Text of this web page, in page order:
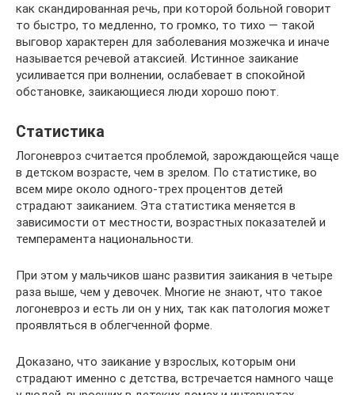
как скандированная речь, при которой больной говорит
то быстро, то медленно, то громко, то тихо — такой
выговор характерен для заболевания мозжечка и иначе
называется речевой атаксией. Истинное заикание
усиливается при волнении, ослабевает в спокойной
обстановке, заикающиеся люди хорошо поют.
Статистика
Логоневроз считается проблемой, зарождающейся чаще
в детском возрасте, чем в зрелом. По статистике, во
всем мире около одного-трех процентов детей
страдают заиканием. Эта статистика меняется в
зависимости от местности, возрастных показателей и
темперамента национальности.
При этом у мальчиков шанс развития заикания в четыре
раза выше, чем у девочек. Многие не знают, что такое
логоневроз и есть ли он у них, так как патология может
проявляться в облегченной форме.
Доказано, что заикание у взрослых, которым они
страдают именно с детства, встречается намного чаще